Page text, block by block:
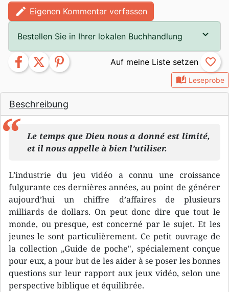
auto_stories Leseprobe
Beschreibung
Le temps que Dieu nous a donné est limité,
et il nous appelle à bien l’utiliser.
L’industrie du jeu vidéo a connu une croissance
fulgurante ces dernières années, au point de générer
aujourd’hui un chiffre d’affaires de plusieurs
milliards de dollars. On peut donc dire que tout le
monde, ou presque, est concerné par le sujet. Et les
jeunes le sont particulièrement. Ce petit ouvrage de
la collection „Guide de poche", spécialement conçue
pour eux, a pour but de les aider à se poser les bonnes
questions sur leur rapport aux jeux vidéo, selon une
perspective biblique et équilibrée.
edit Eigenen Kommentar verfassen
Bestellen Sie in Ihrer lokalen Buchhandlung
facebook twitter pinterest favorite_border